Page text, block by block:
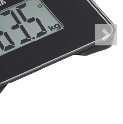
Next